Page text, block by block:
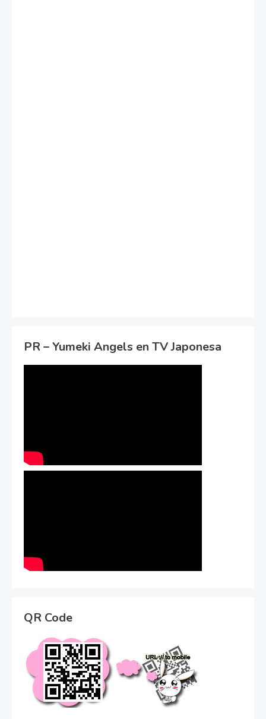
PR – Yumeki Angels en TV Japonesa
QR Code